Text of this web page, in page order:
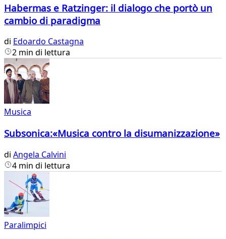
Habermas e Ratzinger: il dialogo che portò un
cambio di paradigma
di Edoardo Castagna
2 min di lettura
Musica
Subsonica:«Musica contro la disumanizzazione»
di Angela Calvini
4 min di lettura
Paralimpici